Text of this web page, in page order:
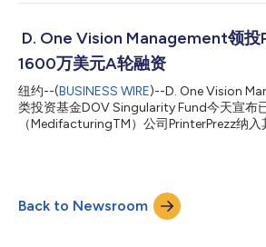
程医疗巨头Teladoc在全球范围内创建了一
产业。 在Michael的高管职业生涯中，他创
业的公司。Michael目前担任其新公司
官，致力于将美国医疗保健系统从被动反应
模式，转变为注重人口健康和结果的新模式
Space，LLC (B2S)的创始首席执行官，这
影响力公司，旨在激发下一代对科学、工程
D. One Vision Management领
1600万美元A轮融资
纽约--(BUSINESS WIRE)--D. One Vision
类投资基金DOV Singularity Fund今天宣布
（MedifacturingTM）公司PrinterPrezz纳入
要投资者包括Boutique Venture Partners、
Fund以及作为战略投资者的Solvay Ventures
部位于美国加利福尼亚州，在新加坡设有子
Back to Newsroom